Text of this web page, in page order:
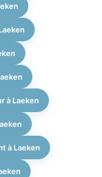
à Laeken
à Laeken